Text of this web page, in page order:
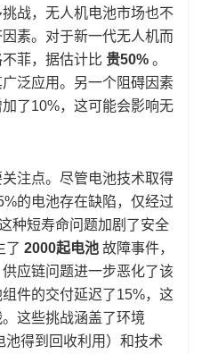
战，无人机电池市场也不
素。对于新一代无人机而
菲，据估计比 贵50% 。
泛应用。另一个阻碍因素
了10%，这可能会影响无
注点。尽管电池技术取得
的电池存在缺陷，仅经过
种短寿命问题加剧了安全
了 2000起电池 故障事件，
应链问题进一步恶化了该
件的交付延迟了15%，这
这些挑战涵盖了环境
池得到回收利用）和技术